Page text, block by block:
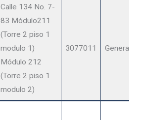
Calle 134 No. 7-
83 Módulo211
(Torre 2 piso 1
modulo 1)
Módulo 212
(Torre 2 piso 1
modulo 2)
3077011 General